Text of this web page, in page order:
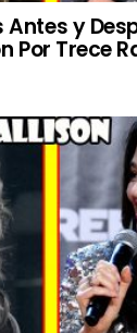
Antes y
Por Trece